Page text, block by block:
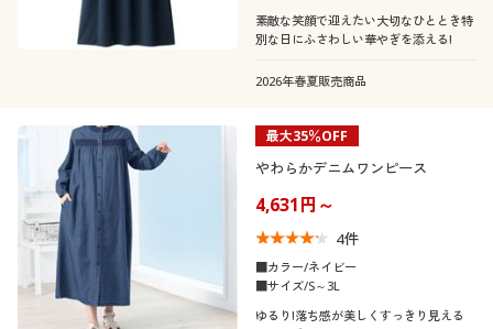
素敵な笑顔で迎えたい大切なひととき特
別な日にふさわしい華やぎを添える!
2026年春夏販売商品
最大35％OFF
やわらかデニムワンピース
4,631円～
4件
■カラー/ネイビー
■サイズ/S～3L
ゆるり!落ち感が美しくすっきり見える